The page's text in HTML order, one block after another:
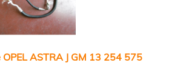
ASTRA J GM 13 254 575